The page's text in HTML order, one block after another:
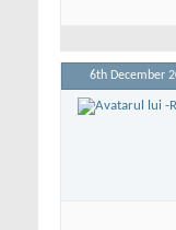
6th December